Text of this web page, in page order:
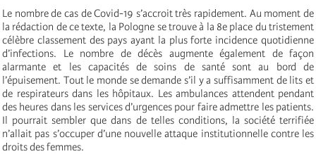
Le nombre de cas de Covid-19 s’accroit très rapidement. Au moment de
la rédaction de ce texte, la Pologne se trouve à la 8e place du tristement
célèbre classement des pays ayant la plus forte incidence quotidienne
d’infections. Le nombre de décès augmente également de façon
alarmante et les capacités de soins de santé sont au bord de
l’épuisement. Tout le monde se demande s’il y a suffisamment de lits et
de respirateurs dans les hôpitaux. Les ambulances attendent pendant
des heures dans les services d’urgences pour faire admettre les patients.
Il pourrait sembler que dans de telles conditions, la société terrifiée
n’allait pas s’occuper d’une nouvelle attaque institutionnelle contre les
droits des femmes.